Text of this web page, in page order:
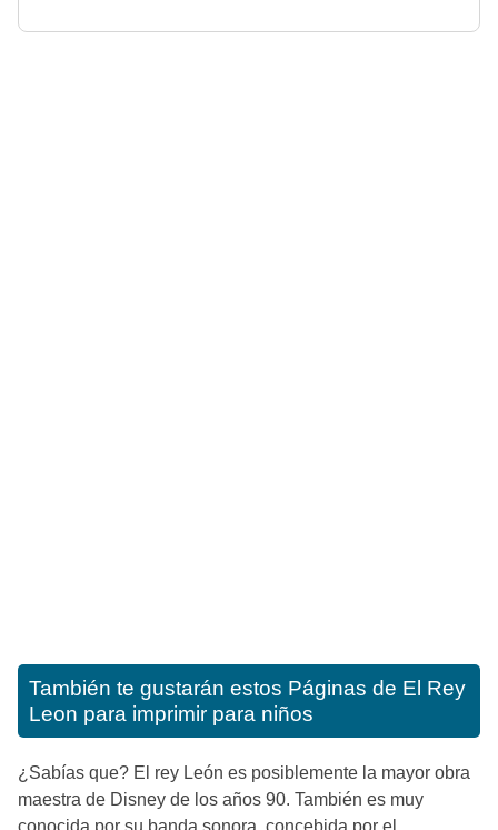
También te gustarán estos Páginas de El Rey
Leon para imprimir para niños
¿Sabías que? El rey León es posiblemente la mayor obra
maestra de Disney de los años 90. También es muy
conocida por su banda sonora, concebida por el